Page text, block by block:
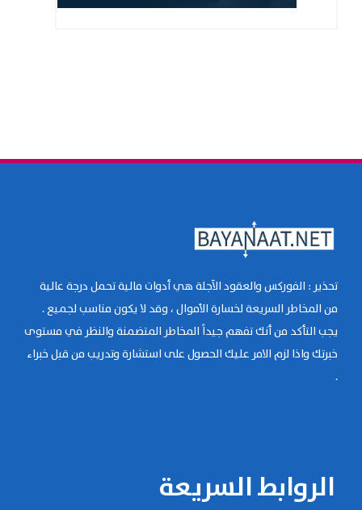
تحذير : الفوركس والعقود الآجلة هي أدوات مالية تحمل درجة عالية
من المخاطر السريعة لخسارة الأموال ، وقد لا يكون مناسب لجميع .
يجب التأكد من أنك تفهم جيداً المخاطر المتضمنة والنظر في مستوى
خبرتك واذا لزم الامر عليك الحصول على استشارة وتدريب من قبل خبراء
.
الروابط السريعة